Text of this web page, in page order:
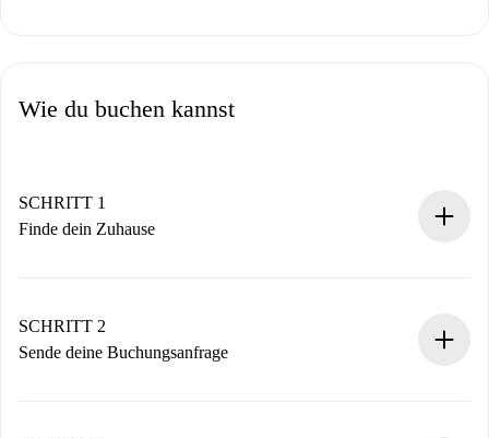
Wie du buchen kannst
SCHRITT 1
Finde dein Zuhause
Du erhältst alle notwendigen Informationen im Voraus.
SCHRITT 2
Sende deine Buchungsanfrage